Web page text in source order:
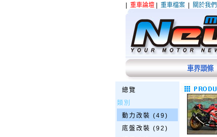
重車論壇 重車檔案 關於我們
車界頭條
總覽
類別
動力改裝 (49)
底盤改裝 (92)